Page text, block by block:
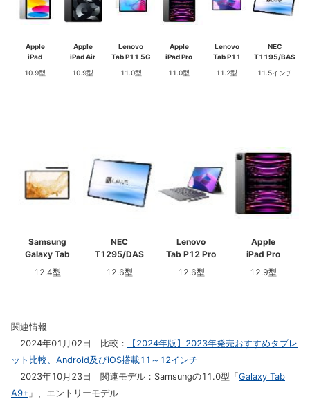
Apple
iPad
10.9型
Apple
iPad Air
10.9型
Lenovo
Tab P11 5G
11.0型
Apple
iPad Pro
11.0型
Lenovo
Tab P11
11.2型
NEC
T1195/BAS
11.5インチ
Samsung
Galaxy Tab
12.4型
NEC
T1295/DAS
12.6型
Lenovo
Tab P12 Pro
12.6型
Apple
iPad Pro
12.9型
関連情報
2024年01月02日 比較：
【2024年版】2023年発売おすすめタブレ
ット比較、Android及びiOS搭載11～12インチ
2023年10月23日 関連モデル：Samsungの11.0型「 Galaxy Tab
A9+ 」、エントリーモデル